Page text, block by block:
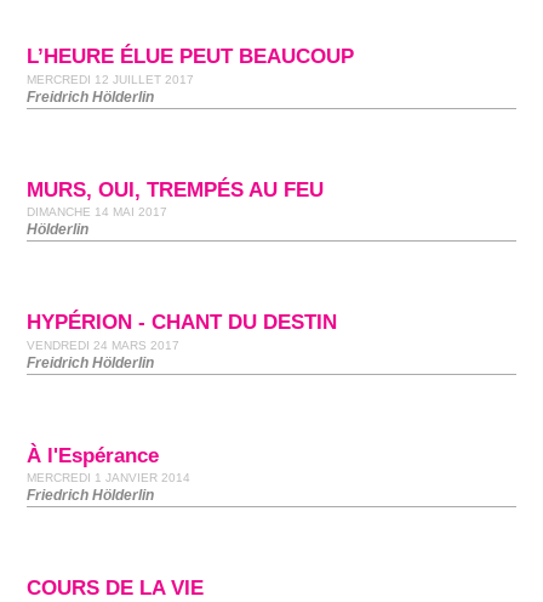
L’HEURE ÉLUE PEUT BEAUCOUP
MERCREDI 12 JUILLET 2017
Freidrich Hölderlin
MURS, OUI, TREMPÉS AU FEU
DIMANCHE 14 MAI 2017
Hölderlin
HYPÉRION - CHANT DU DESTIN
VENDREDI 24 MARS 2017
Freidrich Hölderlin
À l'Espérance
MERCREDI 1 JANVIER 2014
Friedrich Hölderlin
COURS DE LA VIE